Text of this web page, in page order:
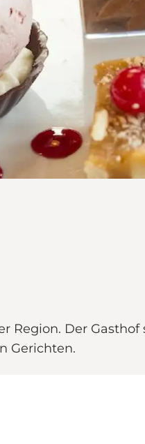
Region. Der
Gerichten.